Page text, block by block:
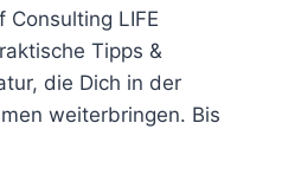
Consulting LIFE
Tipps &
die Dich in der
weiterbringen. Bis